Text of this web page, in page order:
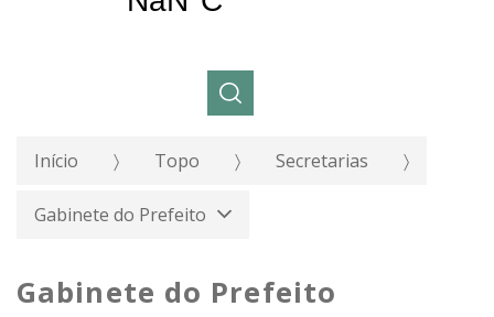
Início Topo Secretarias
Gabinete do Prefeito
Gabinete do Prefeito